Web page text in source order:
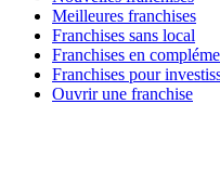
Meilleures franchises
Franchises sans local
Franchises en
Franchises pour
Ouvrir une franchise